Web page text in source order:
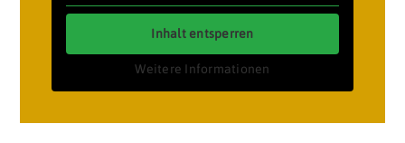
Inhalt entsperren
Weitere Informationen